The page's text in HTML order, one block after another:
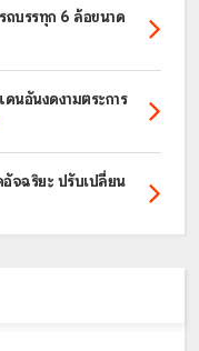
บรรทุก 6 ล้อขนาด
นอันงดงามตระการ
จฉริยะ ปรับเปลี่ยน